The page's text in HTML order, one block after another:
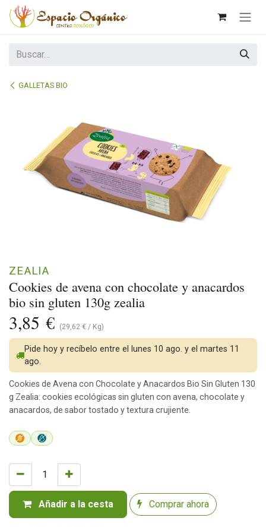
Ir al contenido
GALLETAS BIO
Cookies de avena con chocolate y anacardos
bio sin gluten 130g zealia
ZEALIA
3,85 € (29,62 € / Kg)
Añadir a la cesta Comprar ahora
Pide hoy y recíbelo entre el lunes 10 ago. y el martes 11
ago.
Cookies de Avena con Chocolate y Anacardos Bio Sin Gluten 130
g Zealia: cookies ecológicas sin gluten con avena, chocolate y
anacardos, de sabor tostado y textura crujiente.